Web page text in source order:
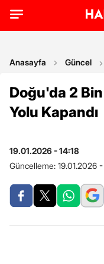
Anasayfa Güncel
Doğu'da 2
Yolu Kapandı
19.01.2026 - 14:18
Güncelleme: 19.01.2026 -